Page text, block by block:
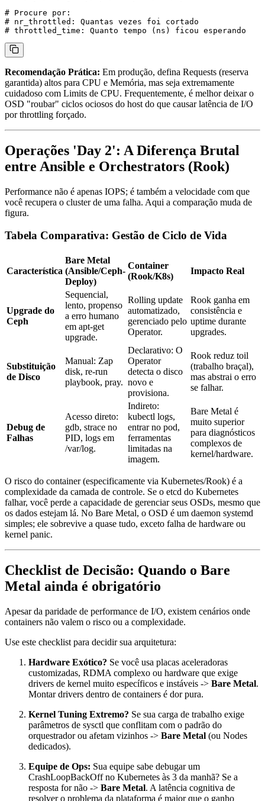
# Procure por:
# nr_throttled: Quantas vezes foi cortado
Recomendação Prática: Em produção, defina Requests (reserva
garantida) altos para CPU e Memória, mas seja extremamente
cuidadoso com Limits de CPU. Frequentemente, é melhor deixar o
OSD "roubar" ciclos ociosos do host do que causar latência de I/O
por throttling forçado.
Operações 'Day 2': A Diferença Brutal
entre Ansible e Orchestrators (Rook)
Performance não é apenas IOPS; é também a velocidade com que
você recupera o cluster de uma falha. Aqui a comparação muda de
figura.
Tabela Comparativa: Gestão de Ciclo de Vida
Característica
Bare Metal
(Ansible/Ceph-
Deploy)
Container
(Rook/K8s)
Impacto Real
Upgrade do
Ceph
Sequencial,
lento, propenso
a erro humano
em apt-get
upgrade.
Rolling update
automatizado,
gerenciado pelo
Operator.
Rook ganha em
consistência e
uptime durante
upgrades.
Substituição
de Disco
Manual: Zap
disk, re-run
playbook, pray.
Declarativo: O
Operator
detecta o disco
novo e
provisiona.
Rook reduz toil
(trabalho braçal),
mas abstrai o erro
se falhar.
Debug de
Falhas
Acesso direto:
gdb, strace no
PID, logs em
/var/log.
Indireto:
kubectl logs,
entrar no pod,
ferramentas
limitadas na
imagem.
Bare Metal é
muito superior
para diagnósticos
complexos de
kernel/hardware.
O risco do container (especificamente via Kubernetes/Rook) é a
complexidade da camada de controle. Se o etcd do Kubernetes
falhar, você perde a capacidade de gerenciar seus OSDs, mesmo que
os dados estejam lá. No Bare Metal, o OSD é um daemon systemd
simples; ele sobrevive a quase tudo, exceto falha de hardware ou
kernel panic.
Checklist de Decisão: Quando o Bare
Metal ainda é obrigatório
Apesar da paridade de performance de I/O, existem cenários onde
containers não valem o risco ou a complexidade.
Use este checklist para decidir sua arquitetura:
Hardware Exótico? Se você usa placas aceleradoras
customizadas, RDMA complexo ou hardware que exige
drivers de kernel muito específicos e instáveis -> Bare Metal.
Montar drivers dentro de containers é dor pura.
Kernel Tuning Extremo? Se sua carga de trabalho exige
parâmetros de sysctl que conflitam com o padrão do
orquestrador ou afetam vizinhos -> Bare Metal (ou Nodes
dedicados).
Equipe de Ops: Sua equipe sabe debugar um
CrashLoopBackOffno Kubernetes às 3 da manhã? Se a
resposta for não -> Bare Metal. A latência cognitiva de
resolver o problema da plataforma é maior que o ganho